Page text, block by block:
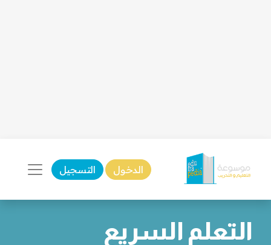
الدخول التسجيل
التعلم السريع